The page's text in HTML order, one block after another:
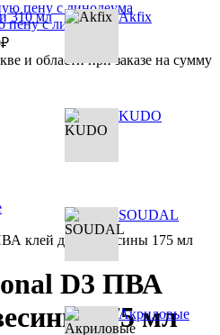
310 мл Akfix
KUDO
SOUDAL
Акриловые
с линолеума
и области при заказе на сумму
клей для древесины 175 мл
D3 ПВА
175 мл